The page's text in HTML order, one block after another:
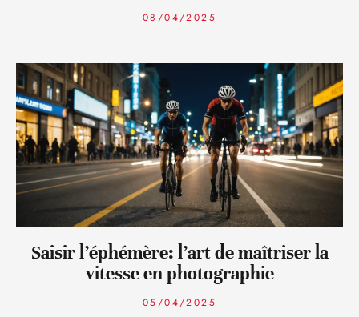
08/04/2025
Saisir l’éphémère: l’art de maîtriser la
vitesse en photographie
05/04/2025